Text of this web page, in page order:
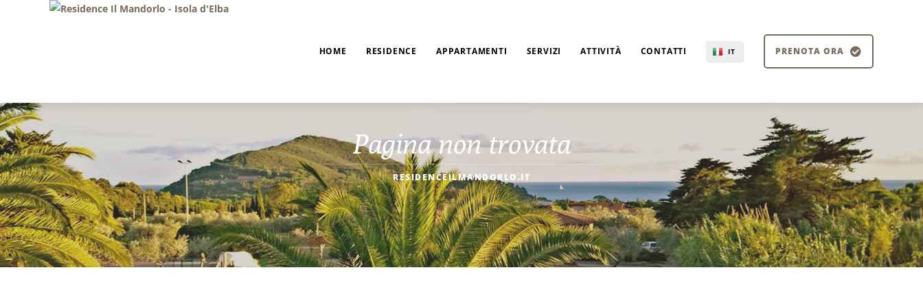
HOME RESIDENCE APPARTAMENTI SERVIZI ATTIVITÀ CONTATTI IT PRENOTA ORA
Pagina non trovata
RESIDENCEILMANDORLO.IT